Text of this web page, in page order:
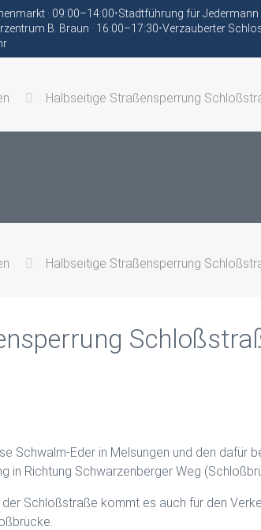
· 09:00–14:00•Stadtführung für Jedermann
B. Braun · 16:00–17:30•Verzauberter
Halbseitige Straßensperrung
Halbseitige Straßensperrung
Schwalm-Eder in Melsungen und den
in Richtung Schwarzenberger Weg
Schloßstraße kommt es auch für den